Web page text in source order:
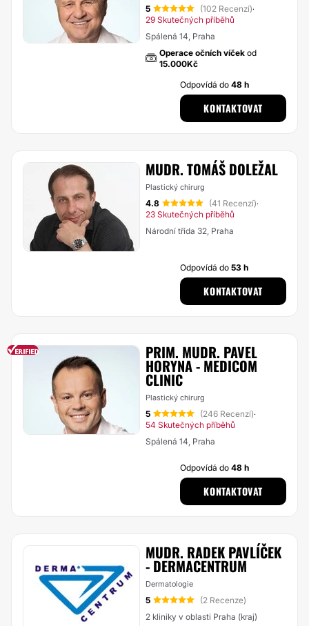
5 (102 Recenzí)·
29 Skutečných příběhů
Spálená 14, Praha
Operace očních víček od
15.000Kč
Odpovídá do48 h
KONTAKTOVAT
MUDR. TOMÁŠ DOLEŽAL
Plastický chirurg
4.8 (41 Recenzí)·
23 Skutečných příběhů
Národní třída 32, Praha
Odpovídá do53 h
KONTAKTOVAT
PRIM. MUDR. PAVEL
HORYNA - MEDICOM
CLINIC
Plastický chirurg
5 (246 Recenzí)·
54 Skutečných příběhů
Spálená 14, Praha
Odpovídá do48 h
KONTAKTOVAT
MUDR. RADEK PAVLÍČEK
- DERMACENTRUM
Dermatologie
5
(2 Recenze)
2 kliniky v oblasti Praha (kraj)